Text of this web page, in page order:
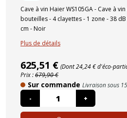
Cave à vin Haier WS105GA - Cave à
bouteilles - 4 clayettes - 1 zone - 38 dB
cm - Noir
Plus de détails
625,51 € (Dont 24,24 € d'éco-
Prix :679,90 €
Sur commande Livraison sous
-
+